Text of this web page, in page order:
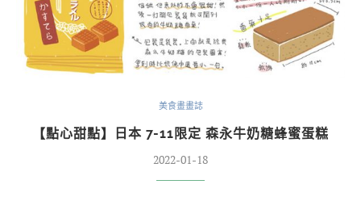
美食畫畫誌
【點心甜點】日本 7-11限定 森永牛奶糖蜂蜜蛋糕
2022-01-18